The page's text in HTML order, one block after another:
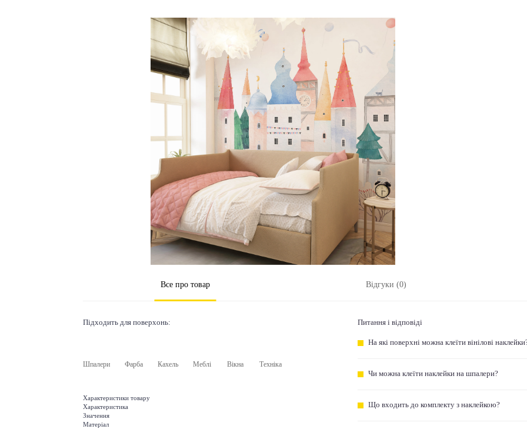
Все про товар Відгуки (0)
Підходить для поверхонь:
Шпалери Фарба Кахель Меблі Вікна Техніка
Характеристики товару
Характеристика
Значення
Матеріал
Питання і відповіді
На які поверхні можна клеїти вінілові
Чи можна клеїти наклейки на шпалери?
Що входить до комплекту з наклейкою?